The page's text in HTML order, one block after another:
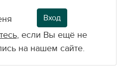
Вход
, если Вы ещё не
на нашем сайте.